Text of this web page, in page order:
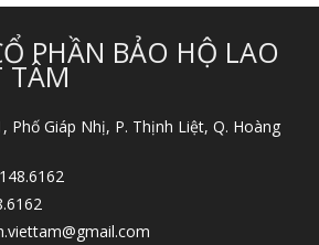
PHẦN BẢO HỘ LAO
TÂM
Phố Giáp Nhị, P. Thịnh Liệt, Q. Hoàng